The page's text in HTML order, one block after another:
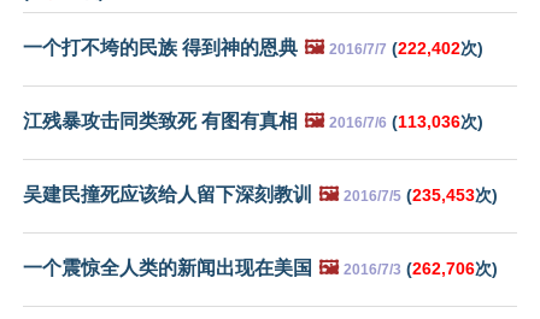
一个打不垮的民族 得到神的恩典 🖼️ 2016/7/7 (222,402次)
江残暴攻击同类致死 有图有真相 🖼️ 2016/7/6 (113,036次)
吴建民撞死应该给人留下深刻教训 🖼️ 2016/7/5 (235,453次)
一个震惊全人类的新闻出现在美国 🖼️ 2016/7/3 (262,706次)